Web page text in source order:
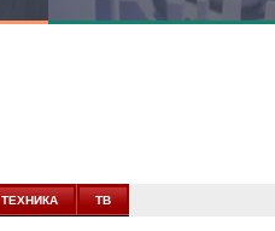
новых условиях
ТЕХНИКА ТВ